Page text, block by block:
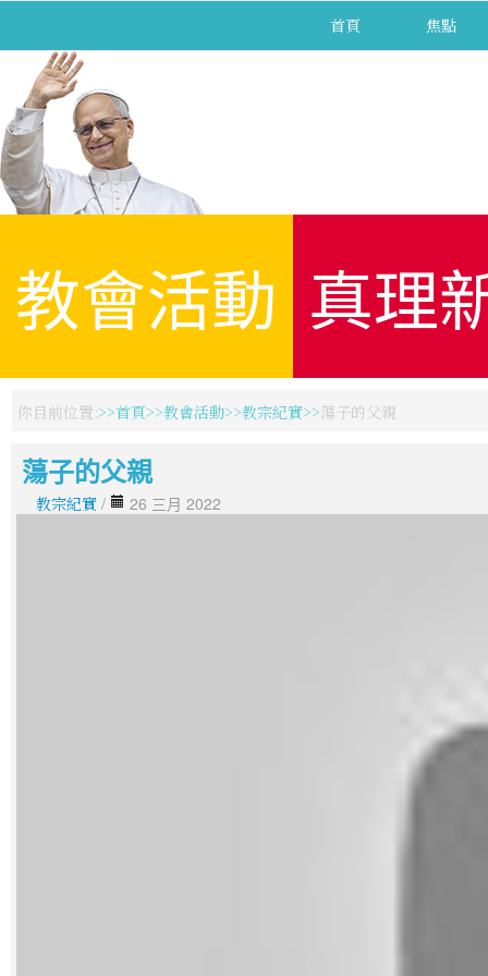
首頁 焦點
教會活動 真理
你目前位置: 首頁 教會活動 教宗紀實 蕩子的父親
蕩子的父親
教宗紀實 / 26 三月 2022